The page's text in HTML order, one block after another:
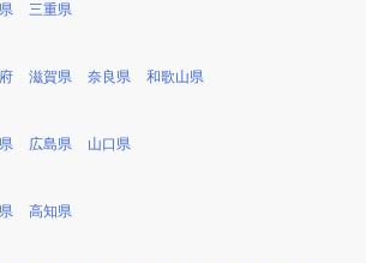
三重県
滋賀県 奈良県 和歌山県
広島県 山口県
高知県